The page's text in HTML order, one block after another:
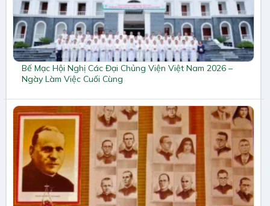
Bế Mạc Hội Nghị Các Đại Chủng Viện Việt Nam 2026 –
Ngày Làm Việc Cuối Cùng